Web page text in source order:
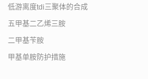
低游离度tdi三聚体的合成
五甲基二乙烯三胺
二甲基苄胺
甲基单胺防护措施